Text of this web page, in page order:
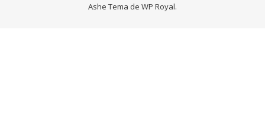
Ashe Tema de WP Royal.